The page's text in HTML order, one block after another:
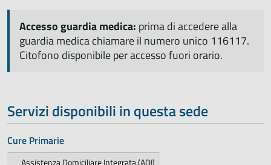
Accesso guardia medica: prima di accedere alla
guardia medica chiamare il numero unico 116117.
Citofono disponibile per accesso fuori orario.
Servizi disponibili in questa sede
Cure Primarie
Assistenza Domiciliare Integrata (ADI)